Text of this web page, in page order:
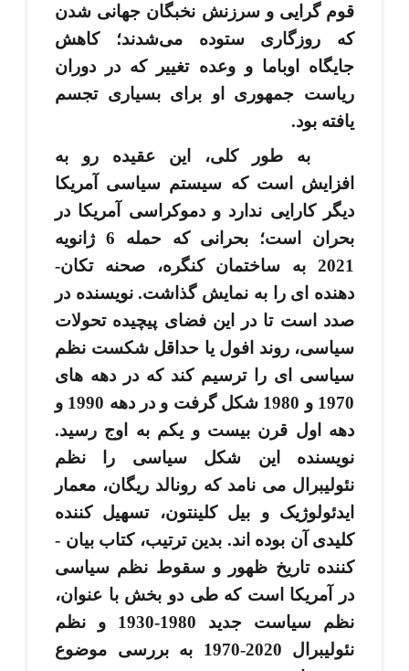
قوم ­گرایی و سرزنش نخبگان جهانی شدن
که روزگاری ستوده می‌شدند؛ کاهش
جایگاه اوباما و وعده تغییر که در دوران
ریاست جمهوری او برای بسیاری تجسم
یافته بود.
به طور کلی، این عقیده رو به
افزایش است که سیستم سیاسی آمریکا
دیگر کارایی ندارد و دموکراسی آمریکا در
بحران است؛ بحرانی که حمله 6 ژانویه
2021 به ساختمان کنگره، صحنه تکان­
دهنده ­ای را به نمایش گذاشت. نویسنده در
صدد است تا در این فضای پیچیده تحولات
سیاسی، روند افول یا حداقل شکست نظم
سیاسی ­ای را ترسیم کند که در دهه ­های
1970 و 1980 شکل گرفت و در دهه 1990 و
دهه اول قرن بیست و یکم به اوج رسید.
نویسنده این شکل سیاسی را نظم
نئولیبرال می­ نامد که رونالد ریگان، معمار
ایدئولوژیک و بیل کلینتون، تسهیل کننده
کلیدی آن بوده ­اند. بدین ترتیب، کتاب بیان ­
کننده تاریخ ظهور و سقوط نظم سیاسی
در آمریکا است که طی دو بخش با عنوان،
نظم سیاست جدید 1980-1930 و نظم
نئولیبرال 2020-1970 به بررسی موضوع